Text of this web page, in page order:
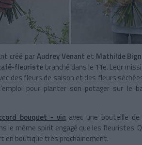
créé parAudrey Venant et Mathilde
fleuriste branché dans le 11e. Leur
des fleurs de saison et des fleurs
pour planter son potager sur le
bouquet - vin avec une bouteille de
le même spirit engagé que les fleuristes.
en boutique très prochainement.